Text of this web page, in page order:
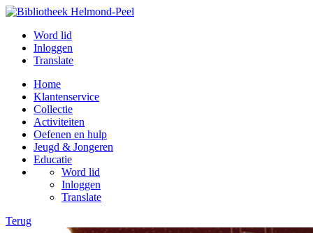
Word lid
Inloggen
Translate
Home
Klantenservice
Collectie
Activiteiten
Oefenen en hulp
Jeugd & Jongeren
Educatie
Word lid
Inloggen
Translate
Terug